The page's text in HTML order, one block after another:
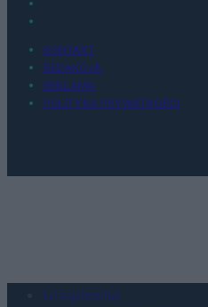
KONTAKT
REDAKCJA
REKLAMA
POLITYKA PRYWATNOŚCI
Urządzenia